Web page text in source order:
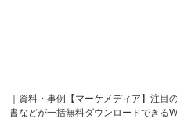
｜資料・事例【マーケメディア】注
書などが一括無料ダウンロードできる